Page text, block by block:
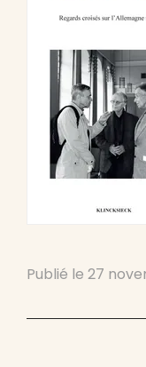
Publié le 27